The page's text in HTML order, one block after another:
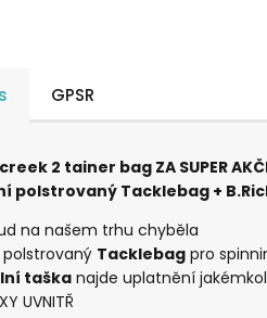
GPSR
2 tainer bag ZA SUPER
polstrovaný Tacklebag +
na našem trhu chyběla
Tacklebag pro
taška najde uplatnění
UVNITŘ